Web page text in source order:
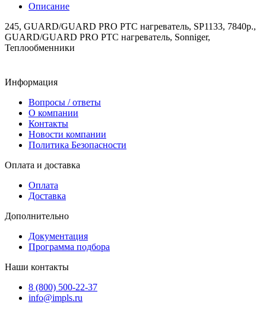
Описание
245, GUARD/GUARD PRO PTC нагреватель, SP1133, 7840р.,
GUARD/GUARD PRO PTC нагреватель, Sonniger,
Теплообменники
Информация
Вопросы / ответы
О компании
Контакты
Новости компании
Политика Безопасности
Оплата и доставка
Оплата
Доставка
Дополнительно
Документация
Программа подбора
Наши контакты
8 (800) 500-22-37
info@impls.ru